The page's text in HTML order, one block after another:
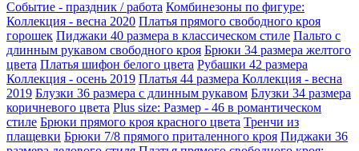
Событие - праздник / работа Комбинезоны по фигуре:
Коллекция - весна 2020 Платья прямого свободного кроя
горошек Пиджаки 40 размера в классическом стиле Пальто с
длинным рукавом свободного кроя Брюки 34 размера желтого
цвета Платья шифон белого цвета Рубашки 42 размера
Коллекция - осень 2019 Платья 44 размера Коллекция - весна
2019 Блузки 36 размера с длинным рукавом Блузки 34 размера
коричневого цвета Plus size: Размер - 46 в романтическом
стиле Брюки прямого кроя красного цвета Тренчи из
плащевки Брюки 7/8 прямого приталенного кроя Пиджаки 36